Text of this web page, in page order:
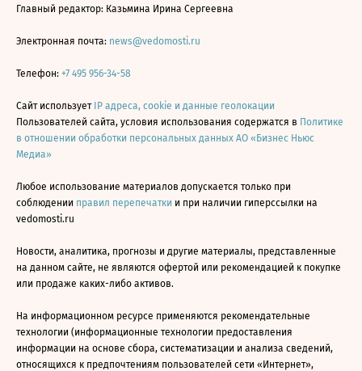
Главный редактор: Казьмина Ирина Сергеевна
Электронная почта: news@vedomosti.ru
Телефон: +7 495 956-34-58
Сайт использует IP адреса, cookie и данные геолокации
Пользователей сайта, условия использования содержатся в Политике
в отношении обработки персональных данных АО «Бизнес Ньюс
Медиа»
Любое использование материалов допускается только при
соблюдении правил перепечатки и при наличии гиперссылки на
vedomosti.ru
Новости, аналитика, прогнозы и другие материалы, представленные
на данном сайте, не являются офертой или рекомендацией к покупке
или продаже каких-либо активов.
На информационном ресурсе применяются рекомендательные
технологии (информационные технологии предоставления
информации на основе сбора, систематизации и анализа сведений,
относящихся к предпочтениям пользователей сети «Интернет»,